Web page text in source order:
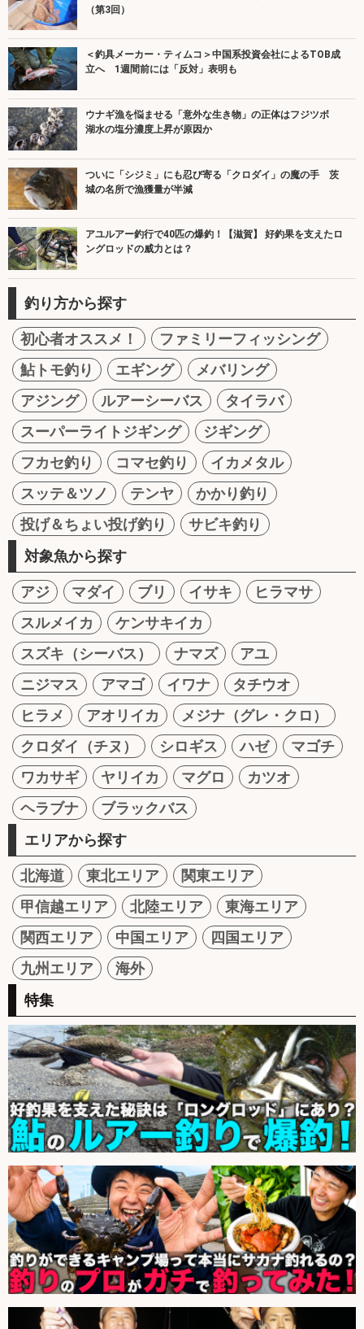
（第3回）
＜釣具メーカー・ティムコ＞中国系投資会社によるTOB成
立へ 1週間前には「反対」表明も
ウナギ漁を悩ませる「意外な生き物」の正体はフジツボ
湖水の塩分濃度上昇が原因か
ついに「シジミ」にも忍び寄る「クロダイ」の魔の手 茨
城の名所で漁獲量が半減
アユルアー釣行で40匹の爆釣！【滋賀】 好釣果を支えたロ
ングロッドの威力とは？
釣り方から探す
初心者オススメ！
ファミリーフィッシング
鮎トモ釣り
エギング
メバリング
アジング
ルアーシーバス
タイラバ
スーパーライトジギング
ジギング
フカセ釣り
コマセ釣り
イカメタル
スッテ＆ツノ
テンヤ
かかり釣り
投げ＆ちょい投げ釣り
サビキ釣り
対象魚から探す
アジ マダイ ブリ イサキ
ヒラマサ
スルメイカ
ケンサキイカ
スズキ（シーバス）
ナマズ
アユ
ニジマス
アマゴ イワナ
タチウオ
ヒラメ
アオリイカ
メジナ（グレ・クロ）
クロダイ（チヌ）
シロギス ハゼ
マゴチ
ワカサギ
ヤリイカ マグロ
カツオ
ヘラブナ
ブラックバス
エリアから探す
北海道 東北エリア
関東エリア
甲信越エリア
北陸エリア
東海エリア
関西エリア
中国エリア
四国エリア
九州エリア
海外
特集